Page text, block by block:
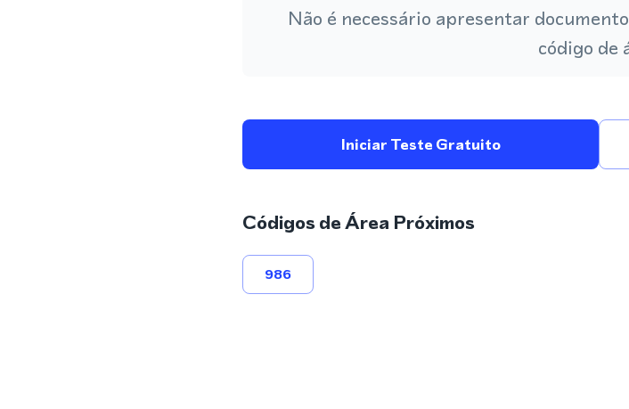
Não é necessário apresentar
código de
Iniciar Teste Gratuito
Códigos de Área Próximos
986